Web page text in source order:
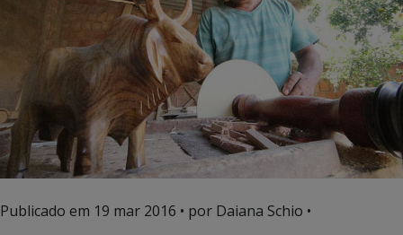
Publicado em 19 mar 2016 • por Daiana Schio •